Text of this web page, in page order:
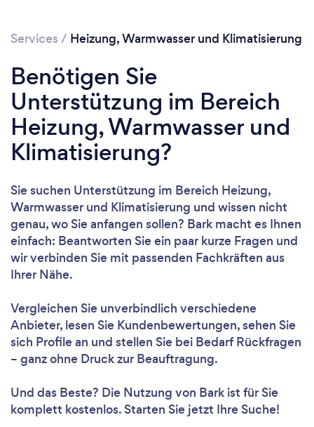
Services / Heizung, Warmwasser und Klimatisierung
Benötigen Sie
Unterstützung im Bereich
Heizung, Warmwasser und
Klimatisierung?
Sie suchen Unterstützung im Bereich Heizung,
Warmwasser und Klimatisierung und wissen nicht
genau, wo Sie anfangen sollen? Bark macht es Ihnen
einfach: Beantworten Sie ein paar kurze Fragen und
wir verbinden Sie mit passenden Fachkräften aus
Ihrer Nähe.
Vergleichen Sie unverbindlich verschiedene
Anbieter, lesen Sie Kundenbewertungen, sehen Sie
sich Profile an und stellen Sie bei Bedarf Rückfragen
– ganz ohne Druck zur Beauftragung.
Und das Beste? Die Nutzung von Bark ist für Sie
komplett kostenlos. Starten Sie jetzt Ihre Suche!